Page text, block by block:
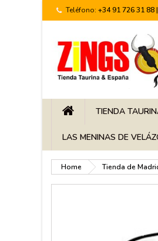
Teléfono: +34 91 726 31 88
TIENDA
LAS MENINAS DE
Home Tienda de